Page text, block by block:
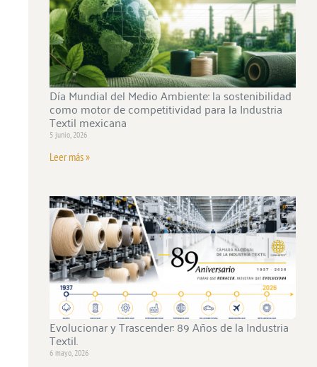
Día Mundial del Medio Ambiente: la sostenibilidad
como motor de competitividad para la Industria
Textil mexicana
5 junio, 2026
Leer más »
Evolucionar y Trascender: 89 Años de la Industria
Textil.
6 mayo, 2026